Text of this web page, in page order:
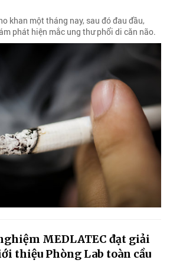
khan một tháng nay, sau đó đau đầu,
phát hiện mắc ung thư phổi di căn não.
MEDLATEC đạt giải
thiệu Phòng Lab toàn cầu